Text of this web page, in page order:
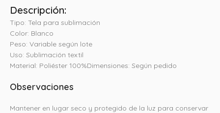
Descripción:
Tipo: Tela para sublimación
Color: Blanco
Peso: Variable según lote
Uso: Sublimación textil
Material: Poliéster 100%Dimensiones: Según pedido
Observaciones
Mantener en lugar seco y protegido de la luz para conservar